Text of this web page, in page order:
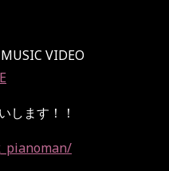
VIDEO
します！！